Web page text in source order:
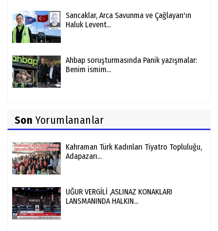
Sancaklar, Arca Savunma ve Çağlayan'ın
Haluk Levent...
Ahbap soruşturmasında Panik yazışmalar:
Benim ismim...
Son Yorumlananlar
Kahraman Türk Kadınları Tiyatro Topluluğu,
Adapazarı...
UĞUR VERGİLİ ,ASLINAZ KONAKLARI
LANSMANINDA HALKIN...